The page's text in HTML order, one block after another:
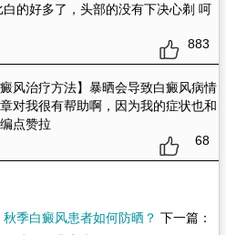
的好多了，头部的没有下决心剃 呵
883
风治疗方法】暴晒会导致白癜风病情
章对我很有帮助啊，因为我的症状也和
点赞拉
68
秋季白癜风患者如何防晒？ 下一篇：